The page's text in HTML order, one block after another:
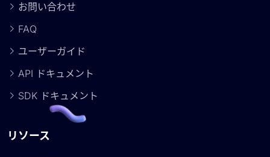
お問い合わせ
FAQ
ユーザーガイド
API ドキュメント
SDK ドキュメント
リソース